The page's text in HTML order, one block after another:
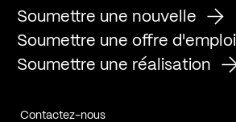
Soumettre une nouvelle
Soumettre une offre d'emploi
Soumettre une réalisation
Contactez-nous